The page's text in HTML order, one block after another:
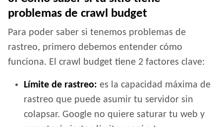
problemas de crawl budget
Para poder saber si tenemos problemas de
rastreo, primero debemos entender cómo
funciona. El crawl budget tiene 2 factores clave:
Límite de rastreo: es la capacidad máxima de
rastreo que puede asumir tu servidor sin
colapsar. Google no quiere saturar tu web y